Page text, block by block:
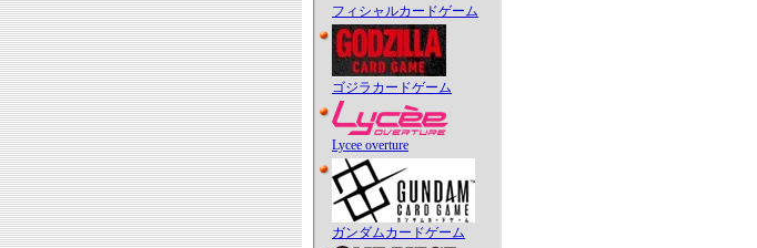
フィシャルカードゲーム
ゴジラカードゲーム
Lycee overture
ガンダムカードゲーム